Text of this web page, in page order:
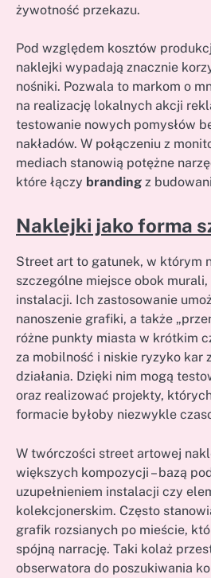
żywotność przekazu.
Pod względem kosztów
naklejki wypadają znacznie
nośniki. Pozwala to markom o
na realizację lokalnych akcji
testowanie nowych pomysłów
nakładów. W połączeniu z
mediach stanowią potężne
które łączy branding z
Naklejki jako forma
Street art to gatunek, w którym
szczególne miejsce obok
instalacji. Ich zastosowanie
nanoszenie grafiki, a także
różne punkty miasta w krótkim
za mobilność i niskie ryzyko kar
działania. Dzięki nim mogą
oraz realizować projekty,
formacie byłoby niezwykle
W twórczości street artowej
większych kompozycji – bazą
uzupełnieniem instalacji czy
kolekcjonerskim. Często
grafik rozsianych po mieście,
spójną narrację. Taki kolaż
obserwatora do poszukiwania